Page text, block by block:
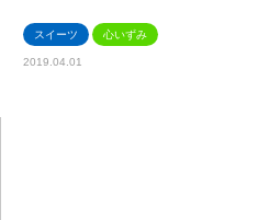
スイーツ 心いずみ
2019.04.01